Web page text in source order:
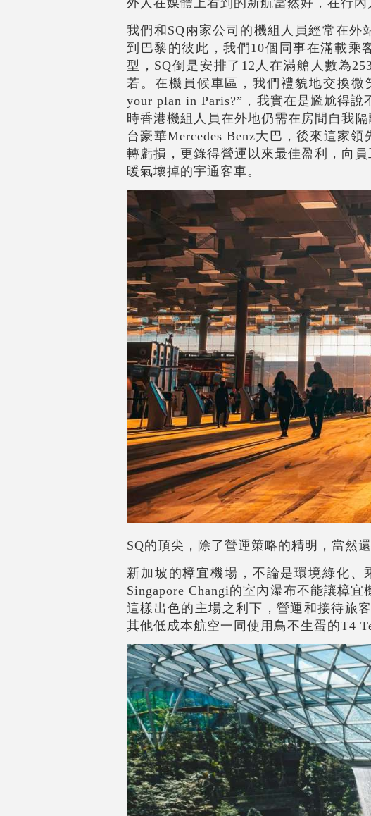
外人在媒體上看到的新航當然好，在行
我們和SQ兩家公司的機組人員經常在
到巴黎的彼此，我們10個同事在滿載乘
型，SQ倒是安排了12人在滿艙人數為
若。在機員候車區，我們禮貌地交換微
your plan in Paris?”，我實在是尷尬得
時香港機組人員在外地仍需在房間自我
台豪華Mercedes Benz大巴，後來這家
轉虧損，更錄得營運以來最佳盈利，向
暖氣壞掉的宇通客車。
SQ的頂尖，除了營運策略的精明，當然
新加坡的樟宜機場，不論是環境綠化、
Singapore Changi的室內瀑布不能讓樟
這樣出色的主場之利下，營運和接待旅
其他低成本航空一同使用鳥不生蛋的T4